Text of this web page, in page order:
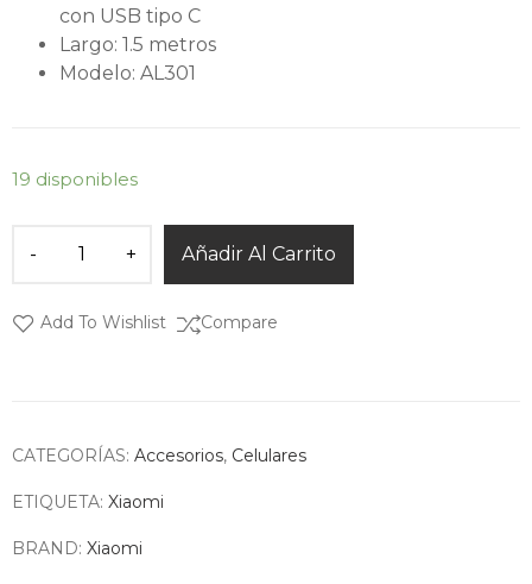
con USB tipo C
Largo: 1.5 metros
Modelo: AL301
19 disponibles
Añadir Al Carrito
Add To Wishlist Compare
CATEGORÍAS: Accesorios, Celulares
ETIQUETA: Xiaomi
BRAND: Xiaomi